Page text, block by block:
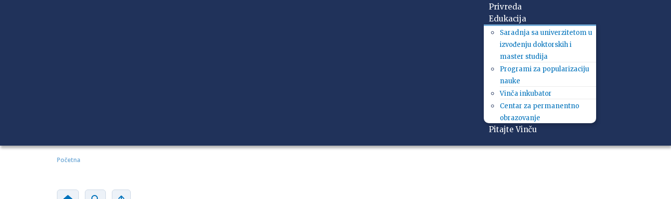
Privreda
Edukacija
Saradnja sa univerzitetom u
izvođenju doktorskih i
master studija
Programi za popularizaciju
nauke
Vinča inkubator
Centar za permanentno
obrazovanje
Pitajte Vinču
Početna